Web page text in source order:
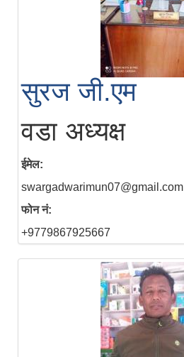
सुरज जी.एम
वडा अध्यक्ष
ईमेल:
swargadwarimun07@gmail.com
फोन नं:
+9779867925667